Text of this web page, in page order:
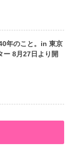
年のこと。in 東京
ー 8月27日より開